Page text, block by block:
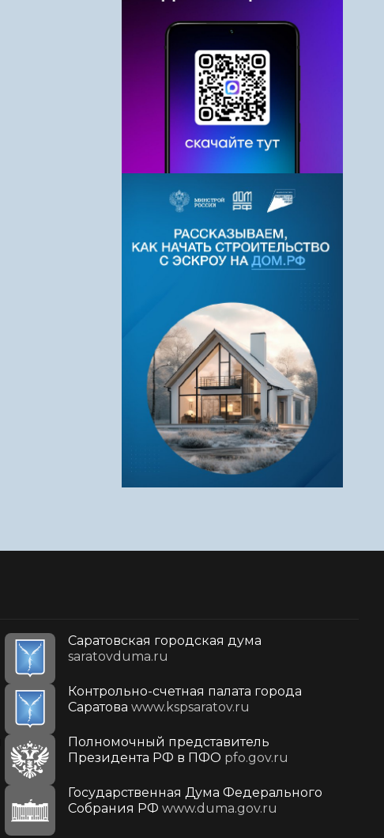
Саратовская городская дума
saratovduma.ru
Контрольно-счетная палата города
Саратова www.kspsaratov.ru
Полномочный представитель
Президента РФ в ПФО pfo.gov.ru
Государственная Дума Федерального
Собрания РФ www.duma.gov.ru